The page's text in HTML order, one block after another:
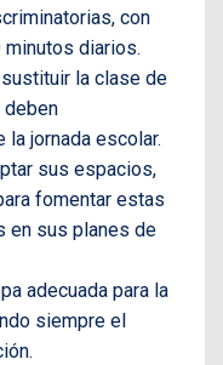
con
minutos diarios.
la clase de
deben
jornada escolar.
sus espacios,
fomentar estas
en sus planes de
adecuada para la
siempre el